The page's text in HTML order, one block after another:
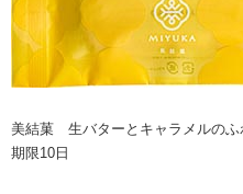
美結菓 生バターとキャラメルのふ
期限10日